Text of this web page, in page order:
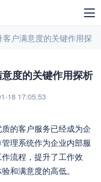
户满意度的关键作用探
度的关键作用探析
18 17:05:53
的客户服务已经成为企
管理系统作为企业内部服
流程，提升了工作效
和满意度的高低。